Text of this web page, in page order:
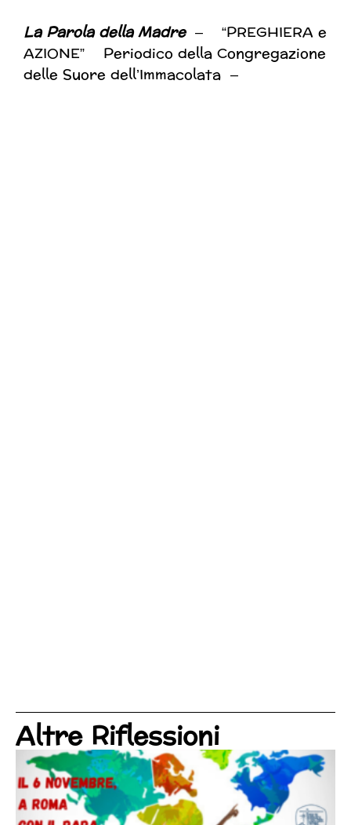
La Paroladella Madre – “PREGHIERA e
AZIONE” Periodico della Congregazione
delle Suore dell’Immacolata –
Altre Riflessioni